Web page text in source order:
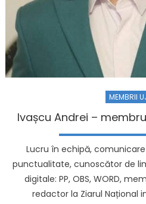
MEMBRII
Ivașcu Andrei –
Lucru în echipă,
punctualitate, cunoscător de
digitale: PP, OBS, WORD,
redactor la Ziarul Național